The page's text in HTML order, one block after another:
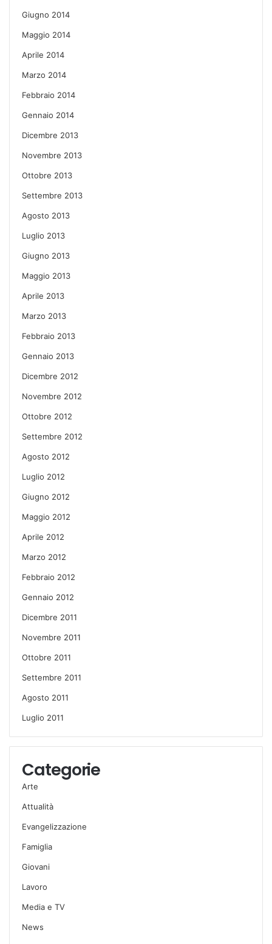
Giugno 2014
Maggio 2014
Aprile 2014
Marzo 2014
Febbraio 2014
Gennaio 2014
Dicembre 2013
Novembre 2013
Ottobre 2013
Settembre 2013
Agosto 2013
Luglio 2013
Giugno 2013
Maggio 2013
Aprile 2013
Marzo 2013
Febbraio 2013
Gennaio 2013
Dicembre 2012
Novembre 2012
Ottobre 2012
Settembre 2012
Agosto 2012
Luglio 2012
Giugno 2012
Maggio 2012
Aprile 2012
Marzo 2012
Febbraio 2012
Gennaio 2012
Dicembre 2011
Novembre 2011
Ottobre 2011
Settembre 2011
Agosto 2011
Luglio 2011
Categorie
Arte
Attualità
Evangelizzazione
Famiglia
Giovani
Lavoro
Media e TV
News